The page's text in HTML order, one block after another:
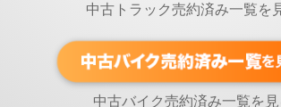
中古トラック売約済み一覧を
中古バイク売約済み一覧を見